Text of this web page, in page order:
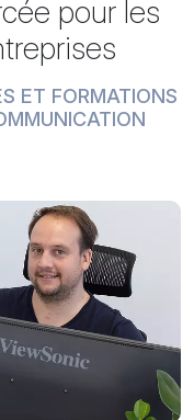
pour les
ET FORMATIONS